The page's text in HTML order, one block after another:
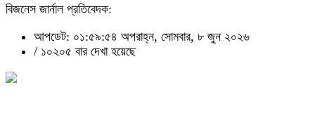
বিজনেস জার্নাল প্রতিবেদক:
আপডেট: ০১:৫৯:৫৪ অপরাহ্ন, সোমবার, ৮ জুন ২০২৬
/ ১০২০৫ বার দেখা হয়েছে